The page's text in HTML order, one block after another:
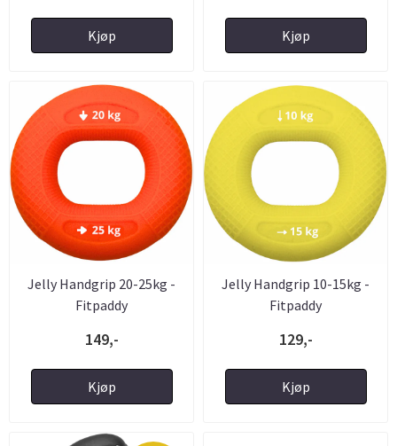
Kjøp Kjøp
Jelly Handgrip 20-25kg -
Fitpaddy
149,-
Kjøp
Jelly Handgrip 10-15kg -
Fitpaddy
129,-
Kjøp